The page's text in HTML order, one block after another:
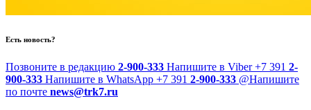
Есть новость?
Позвоните в редакцию 2-900-333 Напишите в Viber +7 391 2-
900-333 Напишите в WhatsApp +7 391 2-900-333 @Напишите
по почте news@trk7.ru